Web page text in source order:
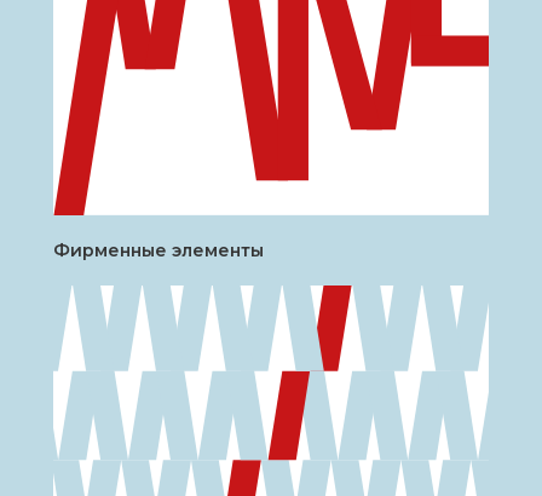
Фирменные элементы